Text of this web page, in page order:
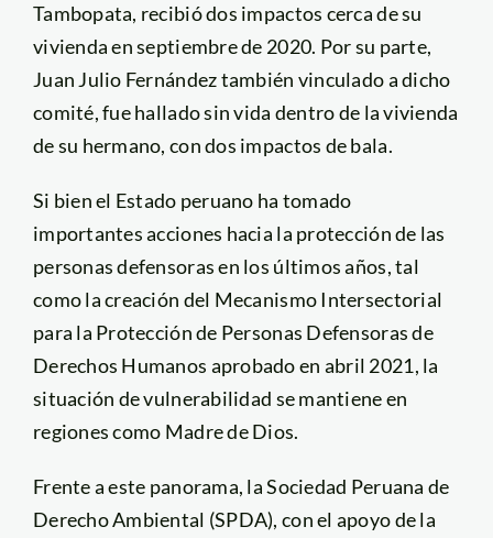
Tambopata, recibió dos impactos cerca de su
vivienda en septiembre de 2020. Por su parte,
Juan Julio Fernández también vinculado a dicho
comité, fue hallado sin vida dentro de la vivienda
de su hermano, con dos impactos de bala.
Si bien el Estado peruano ha tomado
importantes acciones hacia la protección de las
personas defensoras en los últimos años, tal
como la creación del Mecanismo Intersectorial
para la Protección de Personas Defensoras de
Derechos Humanos aprobado en abril 2021, la
situación de vulnerabilidad se mantiene en
regiones como Madre de Dios.
Frente a este panorama, la Sociedad Peruana de
Derecho Ambiental (SPDA), con el apoyo de la